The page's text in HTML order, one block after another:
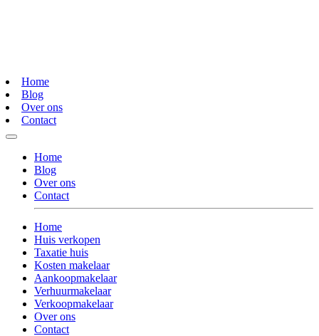
Home
Blog
Over ons
Contact
Home
Blog
Over ons
Contact
Home
Huis verkopen
Taxatie huis
Kosten makelaar
Aankoopmakelaar
Verhuurmakelaar
Verkoopmakelaar
Over ons
Contact